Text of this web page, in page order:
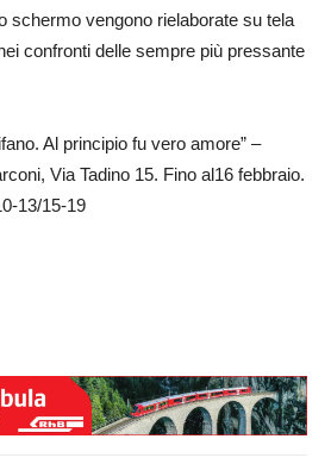
schermo vengono rielaborate su tela
confronti delle sempre più pressante
Al principio fu vero amore” –
Via Tadino 15. Fino al16 febbraio.
13/15-19